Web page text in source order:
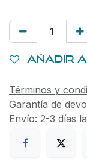
Añadir
Términos y
Garantía de
Envío: 2-3 días